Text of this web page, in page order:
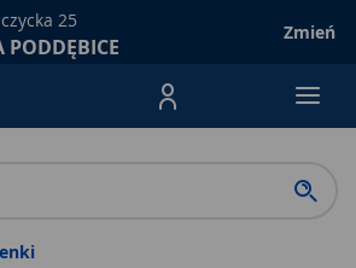
25
PODDĘBICE
Zmień
Menu Produktów,